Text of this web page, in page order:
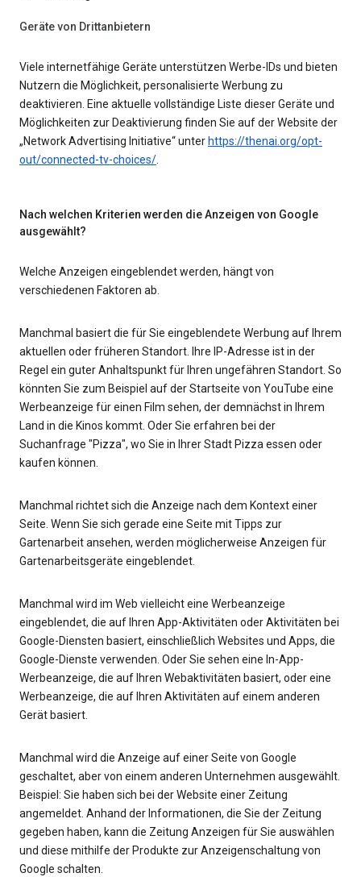
Geräte von Drittanbietern
Viele internetfähige Geräte unterstützen Werbe-IDs und bieten
Nutzern die Möglichkeit, personalisierte Werbung zu
deaktivieren. Eine aktuelle vollständige Liste dieser Geräte und
Möglichkeiten zur Deaktivierung finden Sie auf der Website der
„Network Advertising Initiative“ unter https://thenai.org/opt-
out/connected-tv-choices/.
Nach welchen Kriterien werden die Anzeigen von Google
ausgewählt?
Welche Anzeigen eingeblendet werden, hängt von
verschiedenen Faktoren ab.
Manchmal basiert die für Sie eingeblendete Werbung auf Ihrem
aktuellen oder früheren Standort. Ihre IP-Adresse ist in der
Regel ein guter Anhaltspunkt für Ihren ungefähren Standort. So
könnten Sie zum Beispiel auf der Startseite von YouTube eine
Werbeanzeige für einen Film sehen, der demnächst in Ihrem
Land in die Kinos kommt. Oder Sie erfahren bei der
Suchanfrage "Pizza", wo Sie in Ihrer Stadt Pizza essen oder
kaufen können.
Manchmal richtet sich die Anzeige nach dem Kontext einer
Seite. Wenn Sie sich gerade eine Seite mit Tipps zur
Gartenarbeit ansehen, werden möglicherweise Anzeigen für
Gartenarbeitsgeräte eingeblendet.
Manchmal wird im Web vielleicht eine Werbeanzeige
eingeblendet, die auf Ihren App-Aktivitäten oder Aktivitäten bei
Google-Diensten basiert, einschließlich Websites und Apps, die
Google-Dienste verwenden. Oder Sie sehen eine In-App-
Werbeanzeige, die auf Ihren Webaktivitäten basiert, oder eine
Werbeanzeige, die auf Ihren Aktivitäten auf einem anderen
Gerät basiert.
Manchmal wird die Anzeige auf einer Seite von Google
geschaltet, aber von einem anderen Unternehmen ausgewählt.
Beispiel: Sie haben sich bei der Website einer Zeitung
angemeldet. Anhand der Informationen, die Sie der Zeitung
gegeben haben, kann die Zeitung Anzeigen für Sie auswählen
und diese mithilfe der Produkte zur Anzeigenschaltung von
Google schalten.